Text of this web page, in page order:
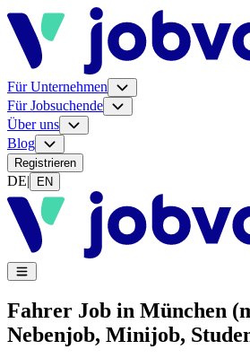
Für Unternehmen
Für Jobsuchende
Über uns
Blog
Registrieren
DE| EN
Fahrer Job in München
Nebenjob, Minijob,